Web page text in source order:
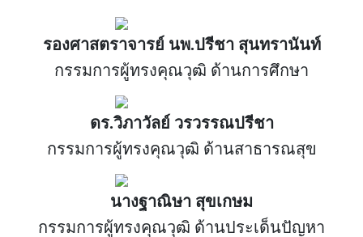
รองศาสตราจารย์ นพ.ปรีชา สุนทรานันท์
กรรมการผู้ทรงคุณวุฒิ ด้านการศึกษา
ดร.วิภาวัลย์ วรวรรณปรีชา
กรรมการผู้ทรงคุณวุฒิ ด้านสาธารณสุข
นางฐาณิษา สุขเกษม
กรรมการผู้ทรงคุณวุฒิ ด้านประเด็นปัญหา